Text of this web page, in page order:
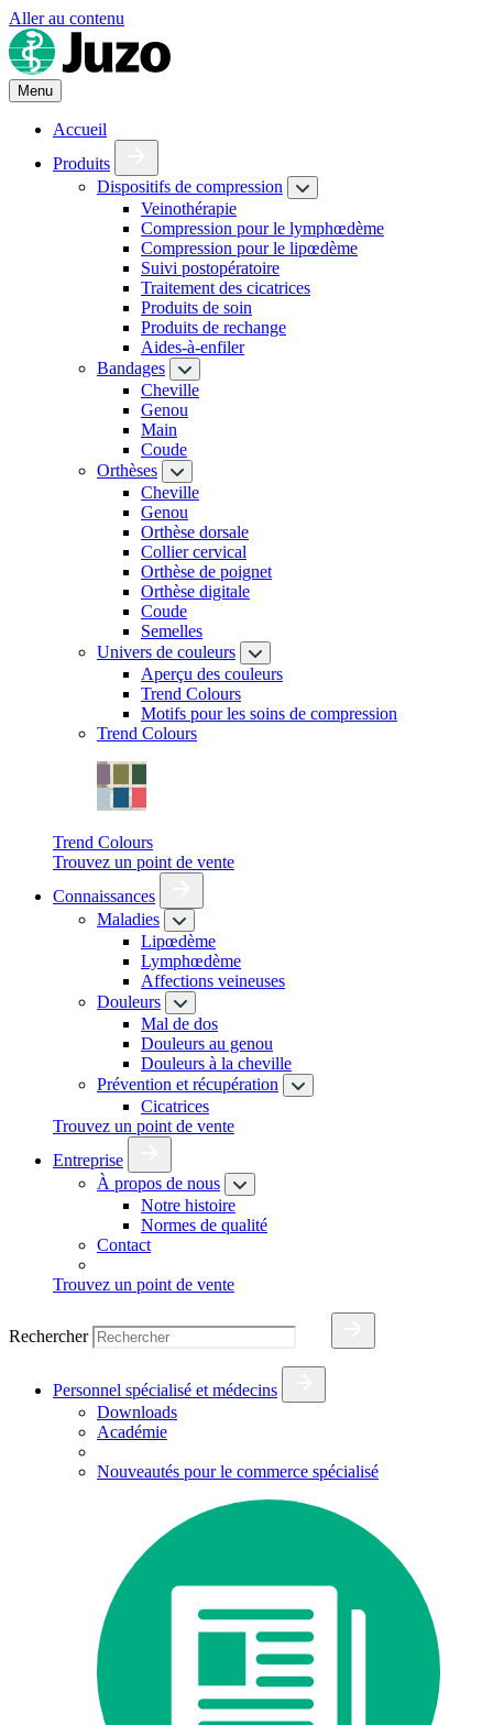
Aller au contenu
Menu
Accueil
Produits
Dispositifs de compression
Veinothérapie
Compression pour le lymphœdème
Compression pour le lipœdème
Suivi postopératoire
Traitement des cicatrices
Produits de soin
Produits de rechange
Aides-à-enfiler
Bandages
Cheville
Genou
Main
Coude
Orthèses
Cheville
Genou
Orthèse dorsale
Collier cervical
Orthèse de poignet
Orthèse digitale
Coude
Semelles
Univers de couleurs
Aperçu des couleurs
Trend Colours
Motifs pour les soins de compression
Trend Colours
Trend Colours
Trouvez un point de vente
Connaissances
Maladies
Lipœdème
Lymphœdème
Affections veineuses
Douleurs
Mal de dos
Douleurs au genou
Douleurs à la cheville
Prévention et récupération
Cicatrices
Trouvez un point de vente
Entreprise
À propos de nous
Notre histoire
Normes de qualité
Contact
Trouvez un point de vente
Rechercher
Personnel spécialisé et médecins
Downloads
Académie
Nouveautés pour le commerce spécialisé